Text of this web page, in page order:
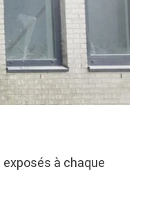
à chaque